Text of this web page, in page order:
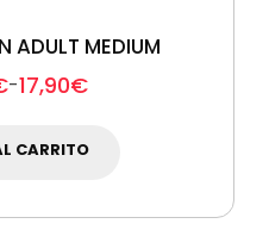
ADULT MEDIUM
17,90€
-
CARRITO